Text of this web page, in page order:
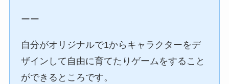
ーー
自分がオリジナルで1からキャラクターをデ
ザインして自由に育てたりゲームをすること
ができるところです。